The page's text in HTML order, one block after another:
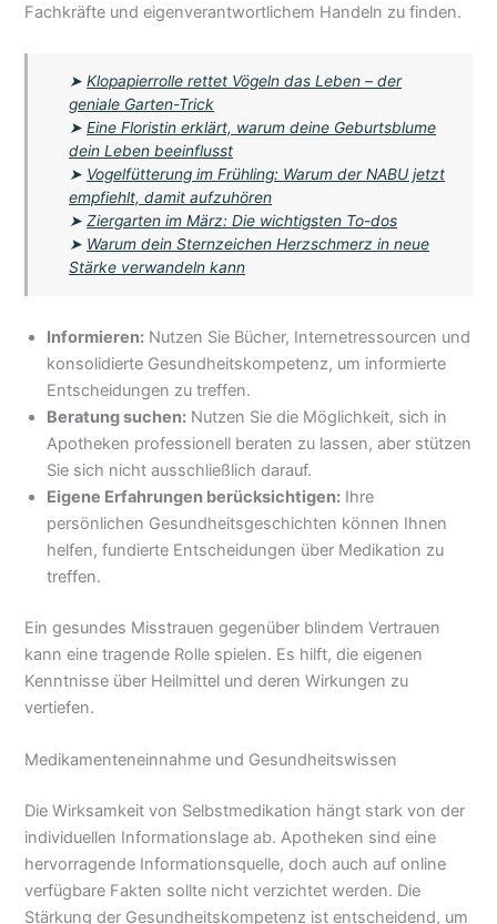
Fachkräfte und eigenverantwortlichem Handeln zu finden.
➤Klopapierrolle rettet Vögeln das Leben – der
geniale Garten-Trick
➤Eine Floristin erklärt, warum deine Geburtsblume
dein Leben beeinflusst
➤ Vogelfütterung im Frühling: Warum der NABU jetzt
empfiehlt, damit aufzuhören
➤Ziergarten im März: Die wichtigsten To-dos
➤ Warum dein Sternzeichen Herzschmerz in neue
Stärke verwandeln kann
Informieren: Nutzen Sie Bücher, Internetressourcen und
konsolidierte Gesundheitskompetenz, um informierte
Entscheidungen zu treffen.
Beratung suchen: Nutzen Sie die Möglichkeit, sich in
Apotheken professionell beraten zu lassen, aber stützen
Sie sich nicht ausschließlich darauf.
Eigene Erfahrungen berücksichtigen: Ihre
persönlichen Gesundheitsgeschichten können Ihnen
helfen, fundierte Entscheidungen über Medikation zu
treffen.
Ein gesundes Misstrauen gegenüber blindem Vertrauen
kann eine tragende Rolle spielen. Es hilft, die eigenen
Kenntnisse über Heilmittel und deren Wirkungen zu
vertiefen.
Medikamenteneinnahme und Gesundheitswissen
Die Wirksamkeit von Selbstmedikation hängt stark von der
individuellen Informationslage ab. Apotheken sind eine
hervorragende Informationsquelle, doch auch auf online
verfügbare Fakten sollte nicht verzichtet werden. Die
Stärkung der Gesundheitskompetenz ist entscheidend, um